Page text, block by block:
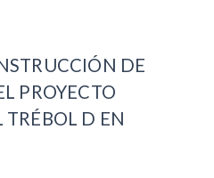
DE
PROYECTO
D EN